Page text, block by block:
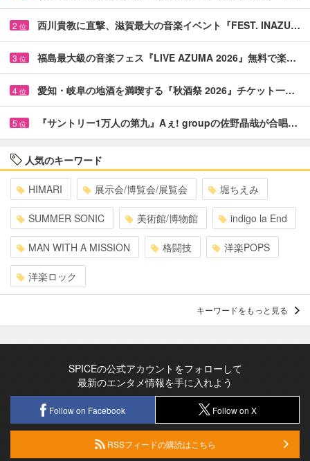
2 位 西川貴教に直撃、滋賀最大の音楽イベント『FEST. INAZU…
3 位 福島最大級の音楽フェス『LIVE AZUMA 2026』無料で楽…
4 位 愛知・岐阜の地酒を満喫する『秋酒祭 2026』チケット一…
5 位 『サントリー1万人の第九』Aぇ! groupの佐野晶哉が合唱…
人気のキーワード
HIMARI 展示会/博覧会/展覧会 堀ちえみ
SUMMER SONIC 美術館/博物館 indigo la End
MAN WITH A MISSION 格闘技 洋楽POPS
洋楽ロック
キーワードをもっと見る
SPICEの公式アカウントをフォローして
最新のエンタメ情報を手に入れよう
Follow on Facebook Follow on X
RSSフィードの購読はこちら